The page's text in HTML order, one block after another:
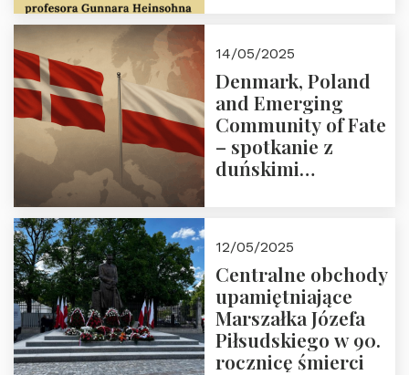
14/05/2025
Denmark, Poland
and Emerging
Community of Fate
– spotkanie z
duńskimi
12/05/2025
Centralne obchody
upamiętniające
Marszałka Józefa
Piłsudskiego w 90.
rocznicę śmierci